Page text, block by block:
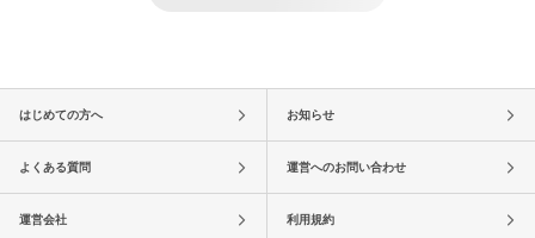
はじめての方へ お知らせ
よくある質問 運営へのお問い合わせ
運営会社 利用規約